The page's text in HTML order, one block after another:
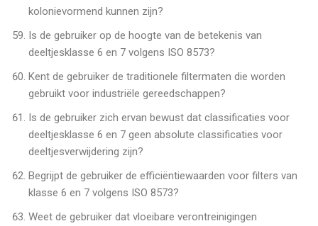
kolonievormend kunnen zijn?
Is de gebruiker op de hoogte van de betekenis van
deeltjesklasse 6 en 7 volgens ISO 8573?
Kent de gebruiker de traditionele filtermaten die worden
gebruikt voor industriële gereedschappen?
Is de gebruiker zich ervan bewust dat classificaties voor
deeltjesklasse 6 en 7 geen absolute classificaties voor
deeltjesverwijdering zijn?
Begrijpt de gebruiker de efficiëntiewaarden voor filters van
klasse 6 en 7 volgens ISO 8573?
Weet de gebruiker dat vloeibare verontreinigingen